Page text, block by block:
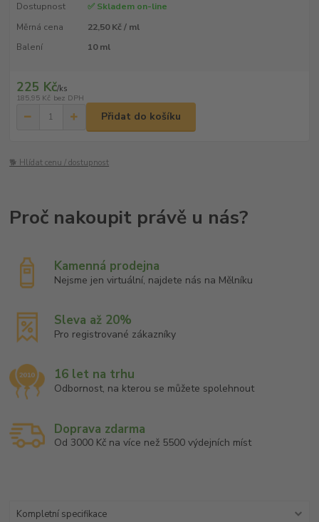
Dostupnost
✅ Skladem on-line
Měrná cena
22,50 Kč / ml
Balení
10 ml
225 Kč/ks
185,95 Kč bez DPH
Přidat do košíku
🐕 Hlídat cenu / dostupnost
Kamenná prodejna
Nejsme jen virtuální, najdete nás na Mělníku
Sleva až 20%
Pro registrované zákazníky
16 let na trhu
Odbornost, na kterou se můžete spolehnout
Doprava zdarma
Od 3000 Kč na více než 5500 výdejních míst
Kompletní specifikace